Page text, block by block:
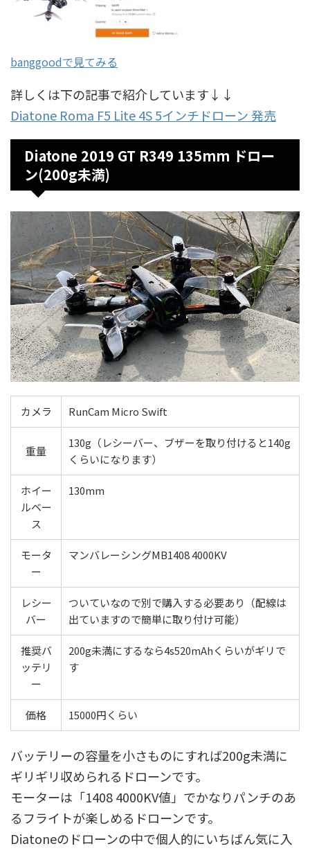
banggoodで見てみる
詳しくは下の記事で紹介しています↓↓
Diatone Roma F5 Lite 4S 5インチドローン 発売
Diatone 2019 GT R349 135mm ドロー
ン(200g未満)
カメラ RunCam Micro Swift
重量
130g（レシーバー、ブザーを取り付けると140g
くらいになります）
ホイー
ルベー
ス
130mm
モータ
ー
マンバレーシングMB1408 4000KV
レシー
バー
ついていなので別で購入する必要あり（配線は
出ていますので簡単に取り付け可能）
推奨バ
ッテリ
ー
200g未満にするなら4s520mAhくらいがギリで
す
価格 15000円くらい
バッテリーの容量を小さものにすれば200g未満に
ギリギリ収められるドローンです。
モーターは「1408 4000KV値」でかなりパンチのあ
るフライトが楽しめるドローンです。
Diatoneのドローンの中で個人的にいちばん気に入